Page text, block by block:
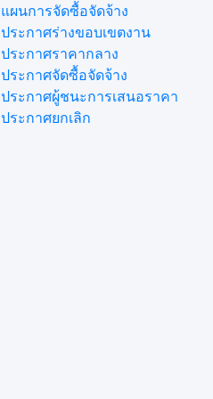
แผนการจัดซื้อจัดจ้าง
ประกาศร่างขอบเขตงาน
ประกาศราคากลาง
ประกาศจัดซื้อจัดจ้าง
ประกาศผู้ชนะการเสนอราคา
ประกาศยกเลิก